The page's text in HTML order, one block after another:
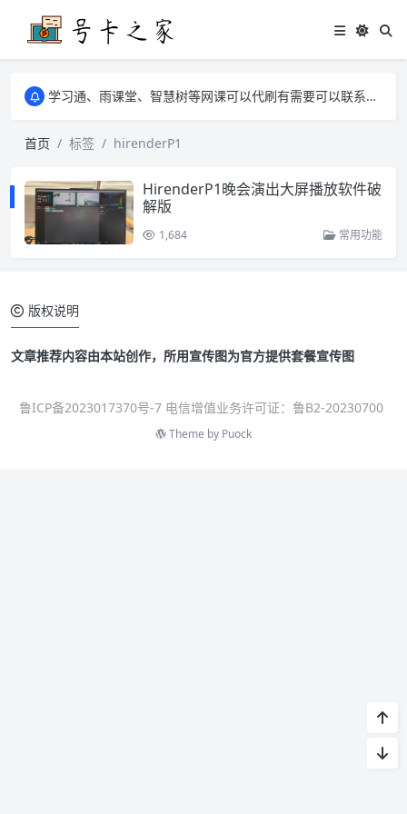
学习通、雨课堂、智慧树等网课可以代刷有需要可以联系邮箱i@tuzi.la
学习通、雨课堂、智慧树等网课可以代刷有需要可以联系邮箱i@tuzi.la
首页
标签 hirenderP1
HirenderP1晚会演出大屏播放软件破
解版
1,684 常用功能
版权说明
文章推荐内容由本站创作，所用宣传图为官方提供套餐宣传图
鲁ICP备2023017370号-7 电信增值业务许可证：鲁B2-20230700
Theme by Puock